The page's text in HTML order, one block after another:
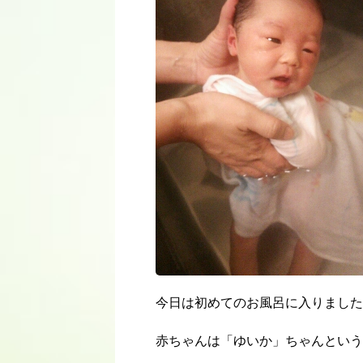
今日は初めてのお風呂に入りまし
赤ちゃんは「ゆいか」ちゃんという